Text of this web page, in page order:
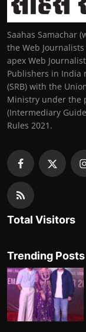
Saahas Samachar
the Web
apex Web
Publishers in India
(SRB) with the
Ministry under the
(Intermediary
Rules 2021.
Total Visitors
Trending Posts